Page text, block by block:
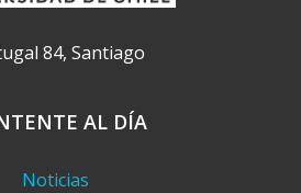
84, Santiago
AL DÍA
Noticias